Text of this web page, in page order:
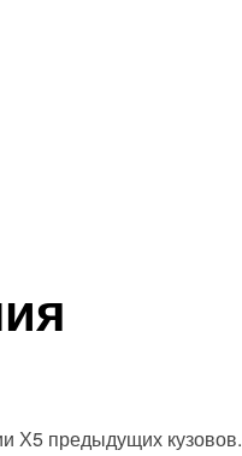
Х5 предыдущих кузовов.